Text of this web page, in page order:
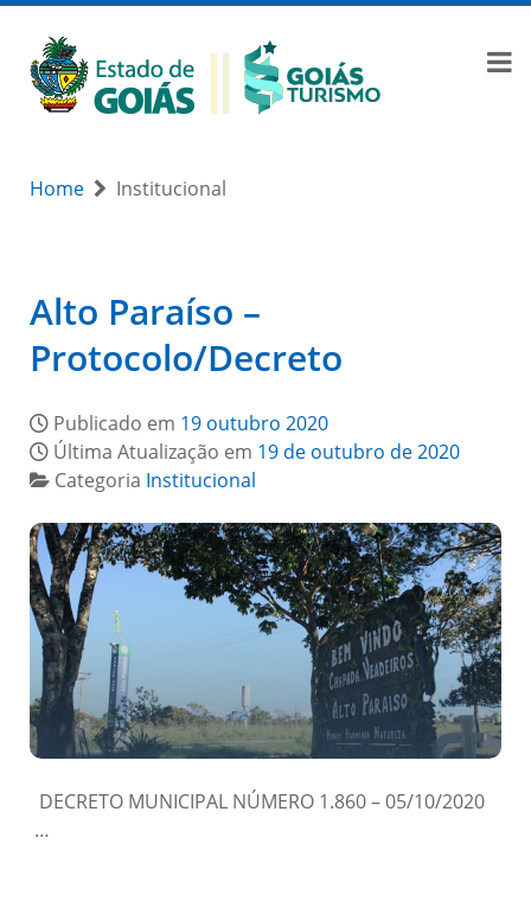
Home Institucional
Alto Paraíso –
Protocolo/Decreto
Publicado em 19 outubro 2020
Última Atualização em 19 de outubro de 2020
Categoria Institucional
DECRETO MUNICIPAL NÚMERO 1.860 – 05/10/2020
…